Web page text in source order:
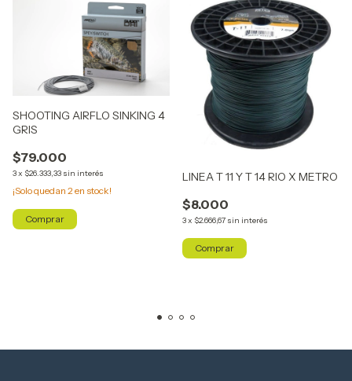
SHOOTING AIRFLO SINKING 4
GRIS
$79.000
3x $26.333,33 sin interés
¡Solo quedan 2 en stock!
Comprar
LINEA T 11 Y T 14 RIO X METRO
$8.000
3x $2.666,67 sin interés
Comprar